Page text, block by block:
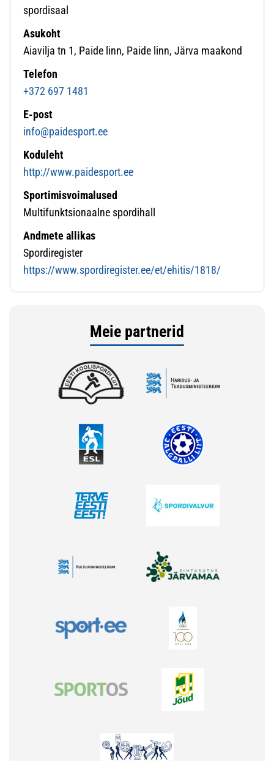
spordisaal
Asukoht
Aiavilja tn 1, Paide linn, Paide linn, Järva maakond
Telefon
+372 697 1481
E-post
info@paidesport.ee
Koduleht
http://www.paidesport.ee
Sportimisvoimalused
Multifunktsionaalne spordihall
Andmete allikas
Spordiregister
https://www.spordiregister.ee/et/ehitis/1818/
Meie partnerid